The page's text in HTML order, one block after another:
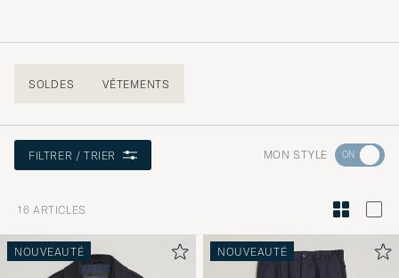
SOLDES VÊTEMENTS
FILTRER / TRIER MON STYLE Rendez-
dans
section
Conseils
16 ARTICLES
NOUVEAUTÉ NOUVEAUTÉ